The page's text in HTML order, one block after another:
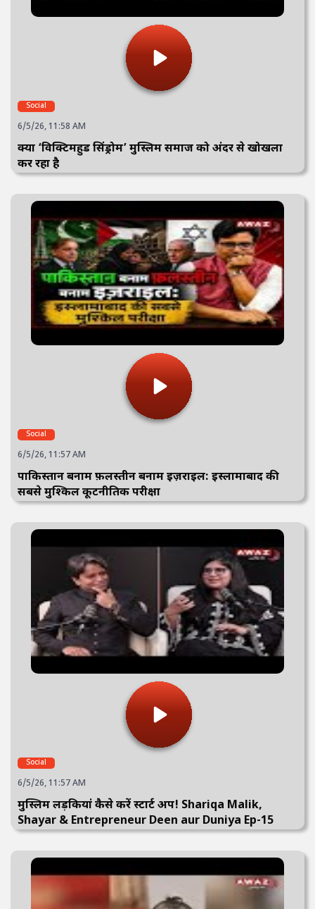
Social
6/5/26, 11:58 AM
क्या ‘विक्टिमहुड सिंड्रोम’ मुस्लिम समाज को अंदर से खोखला
कर रहा है
Social
6/5/26, 11:57 AM
पाकिस्तान बनाम फ़लस्तीन बनाम इज़राइल: इस्लामाबाद की
सबसे मुश्किल कूटनीतिक परीक्षा
Social
6/5/26, 11:57 AM
मुस्लिम लड़कियां कैसे करें स्टार्ट अप! Shariqa Malik,
Shayar & Entrepreneur Deen aur Duniya Ep-15